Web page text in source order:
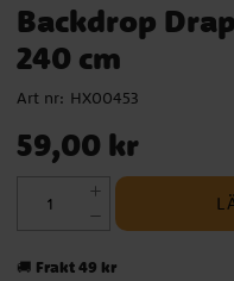
Backdrop
240 cm
Art nr: HX00453
Pris: 59,00 kr
59,00 kr
🚚 Frakt 49 kr